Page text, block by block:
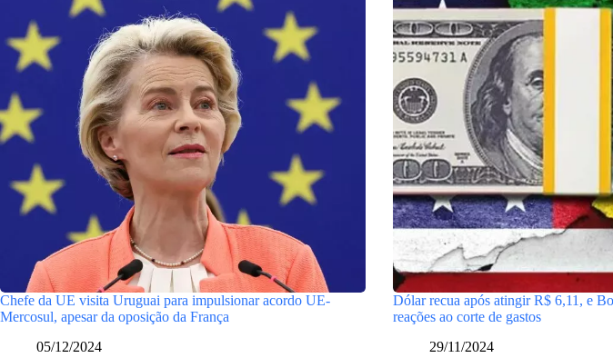
Chefe da UE visita Uruguai para impulsionar acordo UE-
Mercosul, apesar da oposição da França
05/12/2024
Dólar recua após atingir R$ 6,11, e
reações ao corte de gastos
29/11/2024